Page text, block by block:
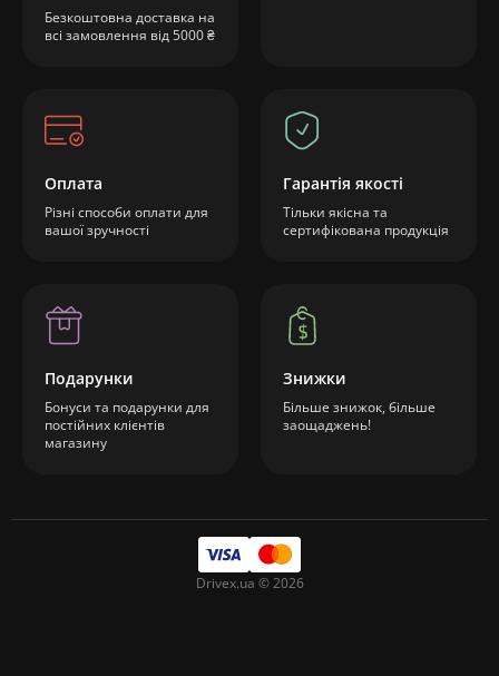
Безкоштовна доставка на
всі замовлення від 5000 ₴
Оплата
Різні способи оплати для
вашої зручності
Гарантія якості
Тільки якісна та
сертифікована продукція
Подарунки
Бонуси та подарунки для
постійних клієнтів
магазину
Знижки
Більше знижок, більше
заощаджень!
Drivex.ua © 2026